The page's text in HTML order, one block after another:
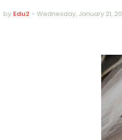
by Edu2 - Wednesday, January 21,